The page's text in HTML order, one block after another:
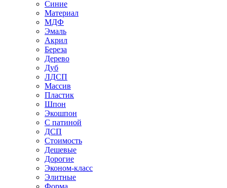
Синие
Материал
МДФ
Эмаль
Акрил
Береза
Дерево
Дуб
ЛДСП
Массив
Пластик
Шпон
Экошпон
С патиной
ДСП
Стоимость
Дешевые
Дорогие
Эконом-класс
Элитные
Форма